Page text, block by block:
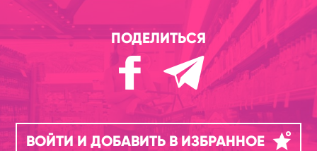
ПОДЕЛИТЬСЯ
ВОЙТИ И ДОБАВИТЬ В ИЗБРАННОЕ